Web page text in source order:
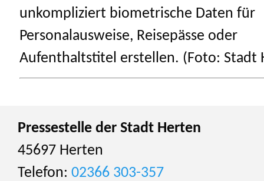
unkompliziert biometrische Daten für
Personalausweise, Reisepässe oder
Aufenthaltstitel erstellen. (Foto: Stadt
Pressestelle der Stadt Herten
45697 Herten
Telefon: 02366 303-357